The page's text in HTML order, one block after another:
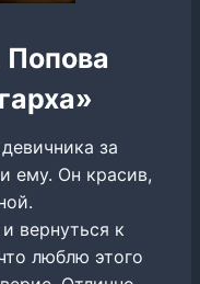
Попова
за
ему. Он красив,
вернуться к
люблю этого